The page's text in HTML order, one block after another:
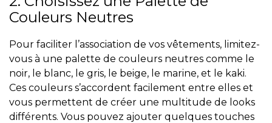
Couleurs Neutres
Pour faciliter l’association de vos vêtements, limitez-
vous à une palette de couleurs neutres comme le
noir, le blanc, le gris, le beige, le marine, et le kaki.
Ces couleurs s’accordent facilement entre elles et
vous permettent de créer une multitude de looks
différents. Vous pouvez ajouter quelques touches